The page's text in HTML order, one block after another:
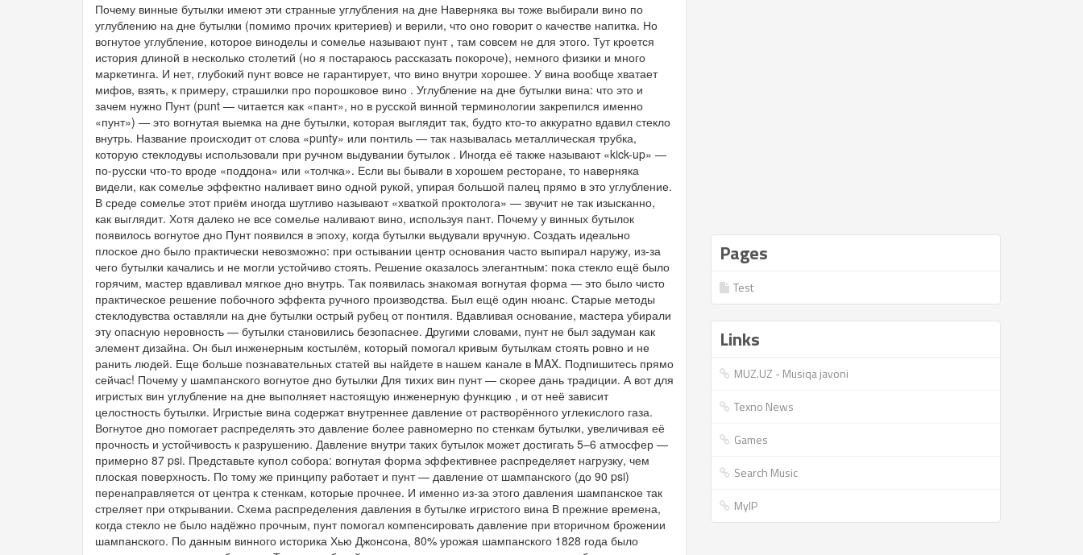
Почему винные бутылки имеют эти странные углубления на дне Наверняка вы тоже выбирали вино по
углублению на дне бутылки (помимо прочих критериев) и верили, что оно говорит о качестве напитка. Но
вогнутое углубление, которое виноделы и сомелье называют пунт , там совсем не для этого. Тут кроется
история длиной в несколько столетий (но я постараюсь рассказать покороче), немного физики и много
маркетинга. И нет, глубокий пунт вовсе не гарантирует, что вино внутри хорошее. У вина вообще хватает
мифов, взять, к примеру, страшилки про порошковое вино . Углубление на дне бутылки вина: что это и
зачем нужно Пунт (punt — читается как «пант», но в русской винной терминологии закрепился именно
«пунт») — это вогнутая выемка на дне бутылки, которая выглядит так, будто кто-то аккуратно вдавил стекло
внутрь. Название происходит от слова «punty» или понтиль — так называлась металлическая трубка,
которую стеклодувы использовали при ручном выдувании бутылок . Иногда её также называют «kick-up» —
по-русски что-то вроде «поддона» или «толчка». Если вы бывали в хорошем ресторане, то наверняка
видели, как сомелье эффектно наливает вино одной рукой, упирая большой палец прямо в это углубление.
В среде сомелье этот приём иногда шутливо называют «хваткой проктолога» — звучит не так изысканно,
как выглядит. Хотя далеко не все сомелье наливают вино, используя пант. Почему у винных бутылок
появилось вогнутое дно Пунт появился в эпоху, когда бутылки выдували вручную. Создать идеально
плоское дно было практически невозможно: при остывании центр основания часто выпирал наружу, из-за
чего бутылки качались и не могли устойчиво стоять. Решение оказалось элегантным: пока стекло ещё было
горячим, мастер вдавливал мягкое дно внутрь. Так появилась знакомая вогнутая форма — это было чисто
практическое решение побочного эффекта ручного производства. Был ещё один нюанс. Старые методы
стеклодувства оставляли на дне бутылки острый рубец от понтиля. Вдавливая основание, мастера убирали
эту опасную неровность — бутылки становились безопаснее. Другими словами, пунт не был задуман как
элемент дизайна. Он был инженерным костылём, который помогал кривым бутылкам стоять ровно и не
ранить людей. Еще больше познавательных статей вы найдете в нашем канале в MAX. Подпишитесь прямо
сейчас! Почему у шампанского вогнутое дно бутылки Для тихих вин пунт — скорее дань традиции. А вот для
игристых вин углубление на дне выполняет настоящую инженерную функцию , и от неё зависит
целостность бутылки. Игристые вина содержат внутреннее давление от растворённого углекислого газа.
Вогнутое дно помогает распределять это давление более равномерно по стенкам бутылки, увеличивая её
прочность и устойчивость к разрушению. Давление внутри таких бутылок может достигать 5–6 атмосфер —
примерно 87 psi. Представьте купол собора: вогнутая форма эффективнее распределяет нагрузку, чем
плоская поверхность. По тому же принципу работает и пунт — давление от шампанского (до 90 psi)
перенаправляется от центра к стенкам, которые прочнее. И именно из-за этого давления шампанское так
стреляет при открывании. Схема распределения давления в бутылке игристого вина В прежние времена,
когда стекло не было надёжно прочным, пунт помогал компенсировать давление при вторичном брожении
шампанского. По данным винного историка Хью Джонсона, 80% урожая шампанского 1828 года было
Pages
Test
Links
MUZ.UZ - Musiqa javoni
Texno News
Games
Search Music
MyIP